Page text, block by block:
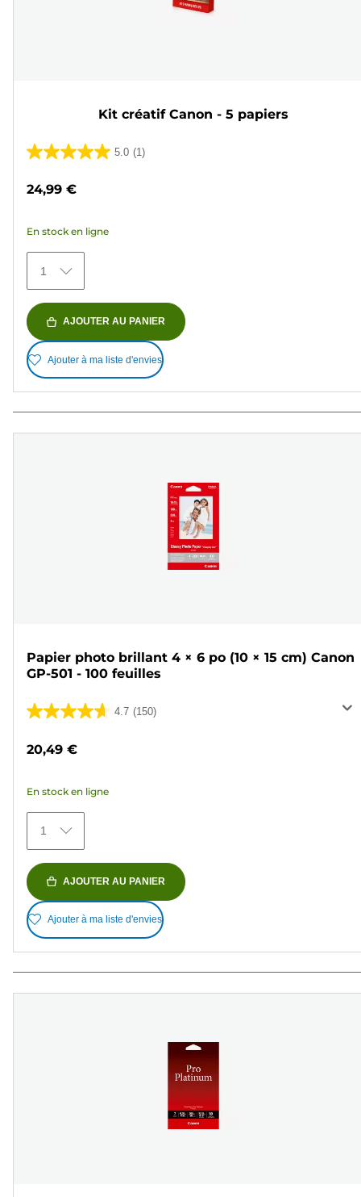
Kit créatif Canon - 5 papiers
5.0 (1)
5.0
1
avis
24,99 €
En stock en ligne
1
AJOUTER AU PANIER
Ajouter à ma liste d'envies
Papier photo brillant 4 × 6 po (10 × 15 cm) Canon
GP-501 - 100 feuilles
4.7 (150)
4.7
5
150
avis
20,49 €
En stock en ligne
1
AJOUTER AU PANIER
Ajouter à ma liste d'envies